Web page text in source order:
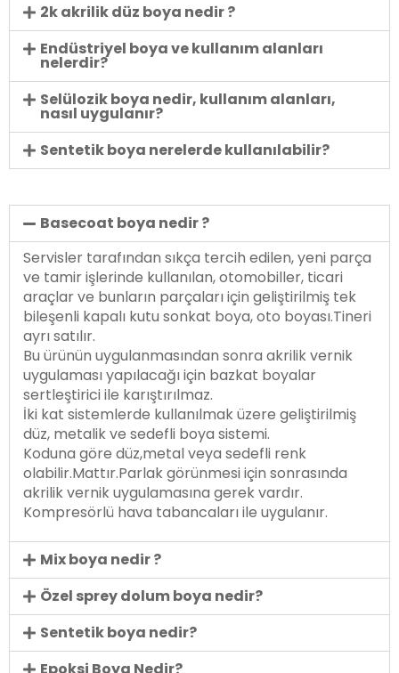
2k akrilik düz boya nedir ?
Endüstriyel boya ve kullanım alanları
nelerdir?
Selülozik boya nedir, kullanım alanları,
nasıl uygulanır?
Sentetik boya nerelerde kullanılabilir?
Basecoat boya nedir ?
Servisler tarafından sıkça tercih edilen, yeni parça
ve tamir işlerinde kullanılan, otomobiller, ticari
araçlar ve bunların parçaları için geliştirilmiş tek
bileşenli kapalı kutu sonkat boya, oto boyası.Tineri
ayrı satılır.
Bu ürünün uygulanmasından sonra akrilik vernik
uygulaması yapılacağı için bazkat boyalar
sertleştirici ile karıştırılmaz.
İki kat sistemlerde kullanılmak üzere geliştirilmiş
düz, metalik ve sedefli boya sistemi.
Koduna göre düz,metal veya sedefli renk
olabilir.Mattır.Parlak görünmesi için sonrasında
akrilik vernik uygulamasına gerek vardır.
Kompresörlü hava tabancaları ile uygulanır.
Mix boya nedir ?
Özel sprey dolum boya nedir?
Sentetik boya nedir?